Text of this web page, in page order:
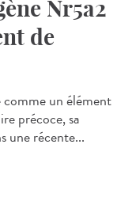
Nr5a2
de
un élément
précoce, sa
une récente...